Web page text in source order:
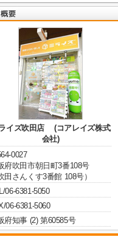
イズ吹田店 (コアレイズ株式
会社)
0027
府吹田市朝日町3番108号
田さんくす3番館 108号）
06-6381-5050
06-6381-5060
府知事 (2) 第60585号